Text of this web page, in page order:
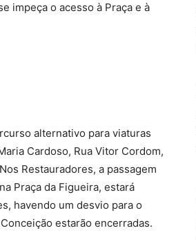
impeça o acesso à Praça e à
alternativo para viaturas
Cardoso, Rua Vitor Cordom,
Restauradores, a passagem
Praça da Figueira, estará
havendo um desvio para o
estarão encerradas.